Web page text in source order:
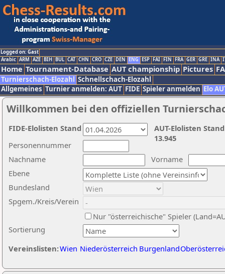
Logged on: Gast
Arabic ARM AZE BIH BUL CAT CHN CRO CZE DEN ENG ESP FAI FIN FRA GER GRE INA
Home Tournament-Database AUT championship Pictures
Turnierschach-Elozahl Schnellschach-Elozahl
Allgemeines Turnier anmelden: AUT FIDE Spieler anmelden Elo
Willkommen bei den offiziellen
Nachname
Vorname
Ebene
Sortierung
Personennummer
Bundesland
Spgem./Kreis/Verein
Nur "österreichische" Spieler
Vereinslisten:Wien Niederösterreich Burgenland
AUT-Elolisten
13.945
FIDE-Elolisten Stand